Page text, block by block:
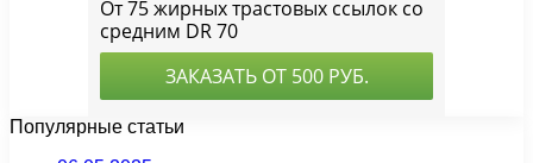
Популярные статьи